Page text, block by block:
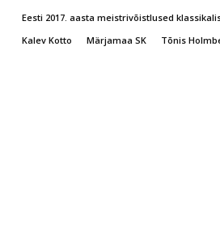
Eesti 2017. aasta meistrivõistlused
Kalev Kotto
Märjamaa SK Tõnis